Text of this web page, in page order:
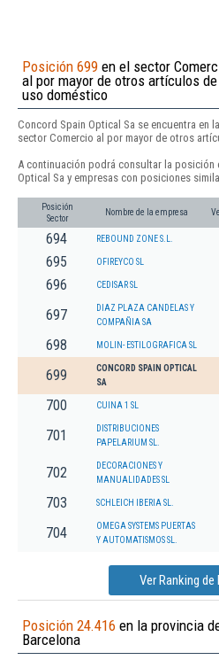
Posición 699 en el sector
al por mayor de otros artículos de
uso doméstico
Concord Spain Optical Sa se encuentra en
sector Comercio al por mayor de otros
A continuación podrá consultar la posición
Optical Sa y empresas con posiciones
Posición
Sector
Nombre de la empresa
694 REBOUND ZONE S.L.
695 OFIREYCO SL
696 CEDISAR SL
697
DIAZ PLAZA CANDELAS Y
COMPAÑIA SA
698 MOLIN- ESTILOGRAFICA SL
699
CONCORD SPAIN OPTICAL
SA
700 CUINA 1 SL
701
DISTRIBUCIONES
PAPELARIUM SL.
702
DECORACIONES Y
MANUALIDADES SL
703 SCHLEICH IBERIA SL.
704
OMEGA SYSTEMS PUERTAS
Y AUTOMATISMOS SL.
Ver Ranking de
Posición 24.416 en la provincia
Barcelona